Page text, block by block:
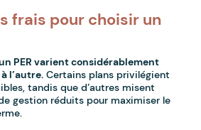
frais pour choisir un
PER varient considérablement
l’autre. Certains plans privilégient
tandis que d’autres misent
gestion réduits pour maximiser le